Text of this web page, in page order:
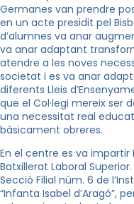
Germanes van prendre
en un acte presidit pel
d’alumnes va anar
va anar adaptant
atendre a les noves
societat i es va anar
diferents Lleis
que el Col·legi mereix ser
una necessitat real
bàsicament obreres.
En el centre es va impartir
Batxillerat Laboral
Secció Filial núm. 6 de
“Infanta Isabel d’Aragó”,